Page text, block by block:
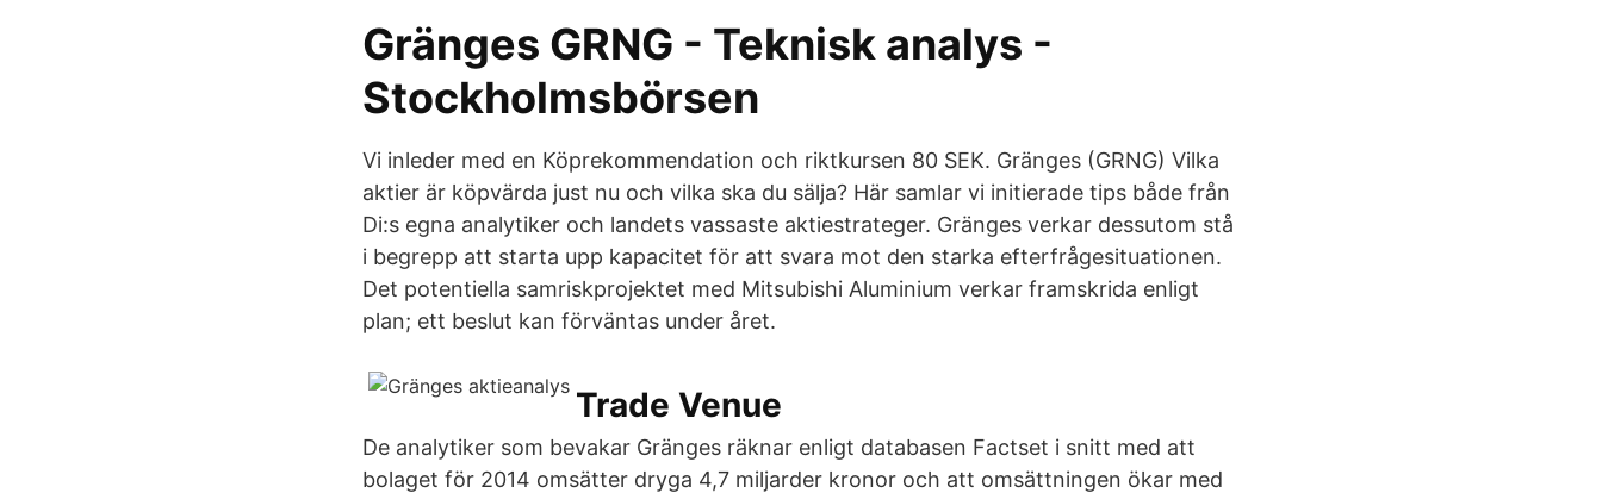
Gränges GRNG - Teknisk analys -
Stockholmsbörsen
Vi inleder med en Köprekommendation och riktkursen 80 SEK. Gränges (GRNG) Vilka
aktier är köpvärda just nu och vilka ska du sälja? Här samlar vi initierade tips både från
Di:s egna analytiker och landets vassaste aktiestrateger. Gränges verkar dessutom stå
i begrepp att starta upp kapacitet för att svara mot den starka efterfrågesituationen.
Det potentiella samriskprojektet med Mitsubishi Aluminium verkar framskrida enligt
plan; ett beslut kan förväntas under året.
Trade Venue
De analytiker som bevakar Gränges räknar enligt databasen Factset i snitt med att
bolaget för 2014 omsätter dryga 4,7 miljarder kronor och att omsättningen ökar med